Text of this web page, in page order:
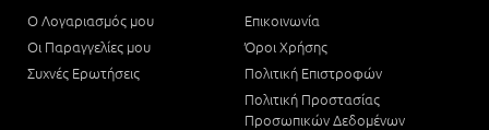
Ο Λογαριασμός μου
Οι Παραγγελίες μου
Συχνές Ερωτήσεις
Επικοινωνία
Όροι Χρήσης
Πολιτική Επιστροφών
Πολιτική Προστασίας
Προσωπικών Δεδομένων